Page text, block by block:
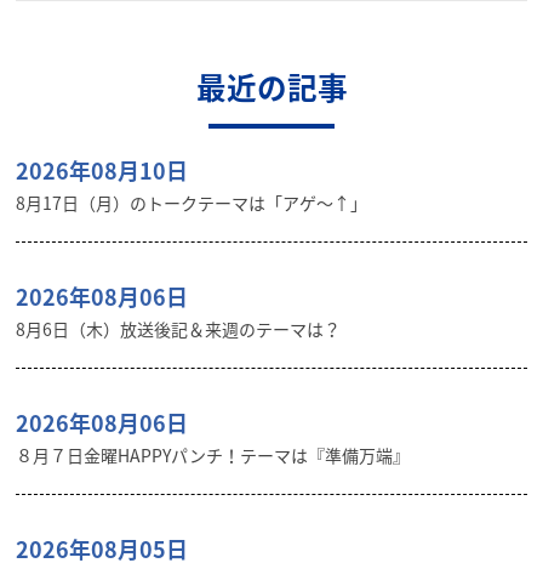
最近の記事
2026年08月10日
8月17日（月）のトークテーマは「アゲ～↑」
2026年08月06日
8月6日（木）放送後記＆来週のテーマは？
2026年08月06日
８月７日金曜HAPPYパンチ！テーマは『準備万端』
2026年08月05日